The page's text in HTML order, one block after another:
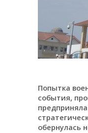
Попытка
события,
обернулась